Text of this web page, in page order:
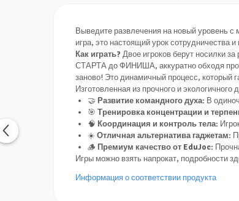
Выведите развлечения на новый уровень
игра, это настоящий урок сотрудничества
Как играть? Двое игроков берут носилки
СТАРТА до ФИНИША, аккуратно обходя
заново! Это динамичный процесс, который
Изготовленная из прочного и
🤝 Развитие командного духа: В
🎯 Тренировка концентрации и
🧠 Координация и контроль тела:
☀️Отличная альтернатива гаджетам:
🪵 Премиум качество от EduJoc:
Игры можно взять напрокат, подробности
Информация о соответствии продукта